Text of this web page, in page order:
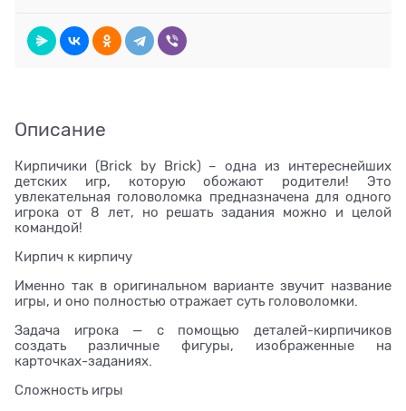
Описание
Кирпичики (Brick by Brick) – одна из интереснейших
детских игр, которую обожают родители! Это
увлекательная головоломка предназначена для одного
игрока от 8 лет, но решать задания можно и целой
командой!
Кирпич к кирпичу
Именно так в оригинальном варианте звучит название
игры, и оно полностью отражает суть головоломки.
Задача игрока — с помощью деталей-кирпичиков
создать различные фигуры, изображенные на
карточках-заданиях.
Сложность игры